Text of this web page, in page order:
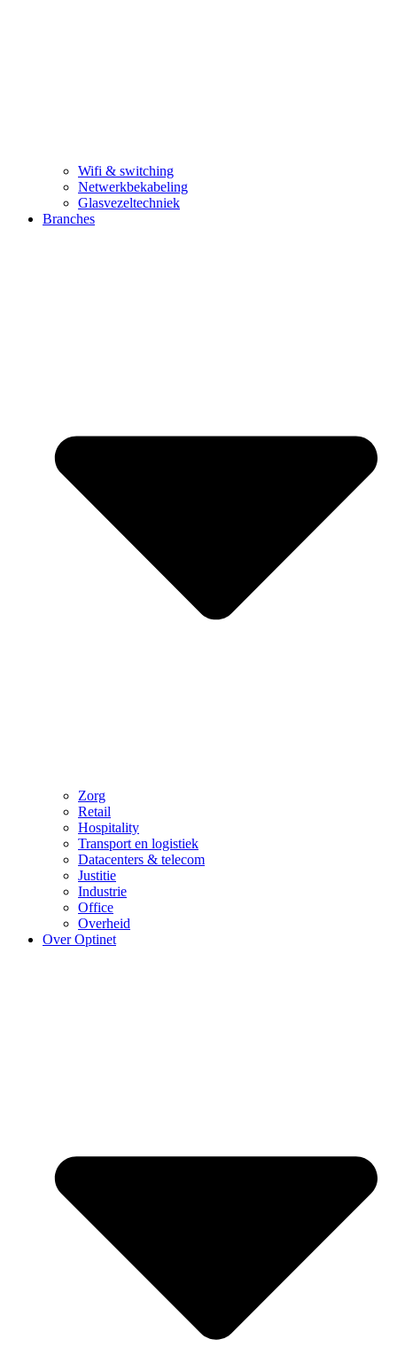
Wifi & switching
Netwerkbekabeling
Glasvezeltechniek
Branches
Zorg
Retail
Hospitality
Transport en logistiek
Datacenters & telecom
Justitie
Industrie
Office
Overheid
Over Optinet